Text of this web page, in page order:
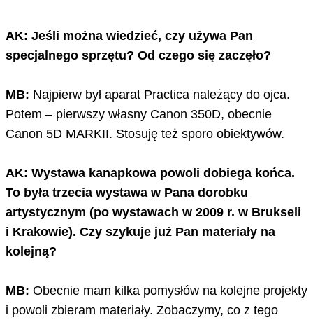
AK: Jeśli można wiedzieć, czy używa Pan
specjalnego sprzętu? Od czego się zaczęło?
MB: Najpierw był aparat Practica należący do ojca.
Potem – pierwszy własny Canon 350D, obecnie
Canon 5D MARKII. Stosuję też sporo obiektywów.
AK: Wystawa kanapkowa powoli dobiega końca.
To była trzecia wystawa w Pana dorobku
artystycznym (po wystawach w 2009 r. w Brukseli
i Krakowie). Czy szykuje już Pan materiały na
kolejną?
MB: Obecnie mam kilka pomysłów na kolejne projekty
i powoli zbieram materiały. Zobaczymy, co z tego